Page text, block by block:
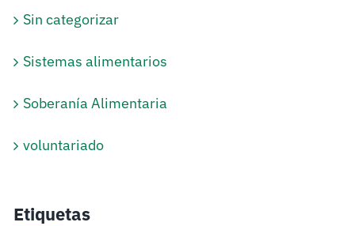
Sin categorizar
Sistemas alimentarios
Soberanía Alimentaria
voluntariado
Etiquetas